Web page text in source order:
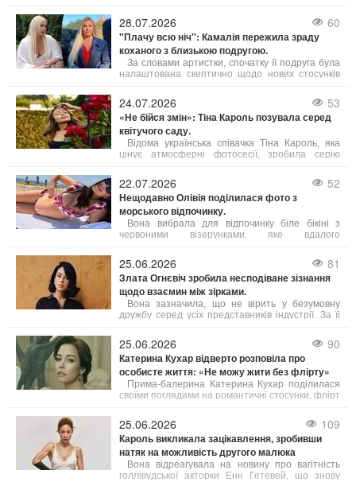
журналістка Ейнат Кляйн, за чутками, вагітна,
що означатиме п’яте дитя у родині Андрія
Макаревича.
28.07.2026 60
"Плачу всю ніч": Камалія пережила зраду
коханого з близькою подругою.
За словами артистки, спочатку її подруга була
налаштована скептично щодо нових стосунків
припинити спілкування з цим чоловіком. Проте
потім сама подруга звернулася до нього за
допомогою.
24.07.2026 53
«Не бійся змін»: Тіна Кароль позувала серед
квітучого саду.
Відома українська співачка Тіна Кароль, яка
цінує атмосферні фотосесії, зробила серію
задумалася над тим, що означає успіх і на чому
він базується.
22.07.2026 52
Нещодавно Олівія поділилася фото з
морського відпочинку.
Вона вибрала для відпочинку біле бікіні з
червоними візерунками, яке вдалого
доповнила модними сонцезахисними окулярами
від Celine, а волосся залишила розпущеним.
25.06.2026 81
Злата Огнєвіч зробила несподіване зізнання
щодо взаємин між зірками.
Вона зазначила, що не вірить у безумовну
дружбу серед усіх представників індустрії. За її
взаємної поваги, підтримки та комунікації, але
далеко не всі хороші відносини можна назвати
справжньою дружбою.
25.06.2026 90
Катерина Кухар відверто розповіла про
особисте життя: «Не можу жити без флірту»
Прима-балерина Катерина Кухар поділилася
своїми поглядами на романтичні стосунки, флірт
25.06.2026 109
Кароль викликала зацікавлення, зробивши
натяк на можливість другого малюка
Вона відреагувала на новину про вагітність
голлівудської акторки Енн Гетевей, що знову